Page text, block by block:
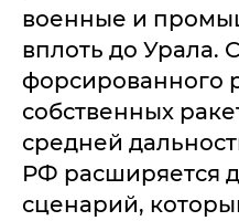
военные и
вплоть до Урала.
форсированного
собственных
средней
РФ расширяется
сценарий,